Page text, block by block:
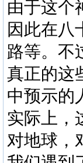
由于这个
因此在八
路等。不
真正的这
中预示的
实际上，
对地球，